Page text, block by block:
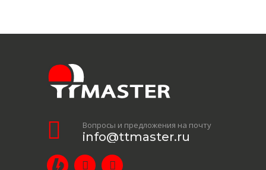
Вопросы и предложения на почту
info@ttmaster.ru